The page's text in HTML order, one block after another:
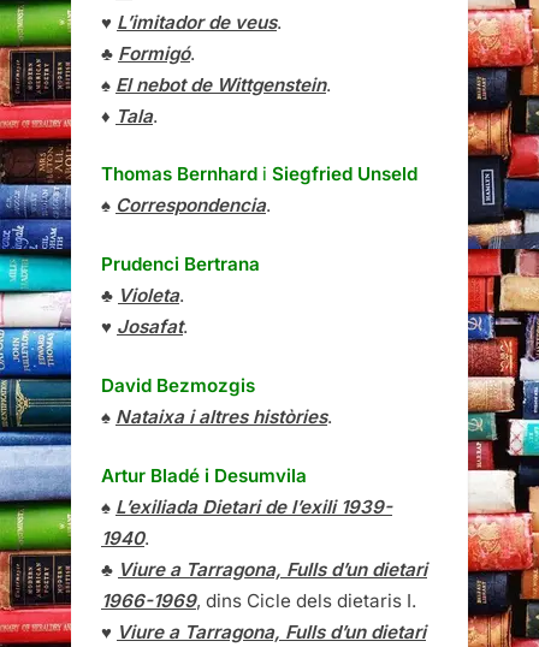
♥ L’imitador de veus.
♣ Formigó.
♠ El nebot de Wittgenstein.
♦ Tala.
Thomas Bernhard i Siegfried Unseld
♠ Correspondencia.
Prudenci Bertrana
♣ Violeta.
♥ Josafat.
David Bezmozgis
♠ Nataixa i altres històries.
Artur Bladé i Desumvila
♠ L’exiliada Dietari de l’exili 1939-
1940.
♣ Viure a Tarragona, Fulls d’un dietari
1966-1969, dins Cicle dels dietaris I.
♥ Viure a Tarragona, Fulls d’un dietari